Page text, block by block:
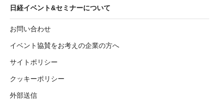
日経イベント&セミナーについて
お問い合わせ
イベント協賛をお考えの企業の方へ
サイトポリシー
クッキーポリシー
外部送信